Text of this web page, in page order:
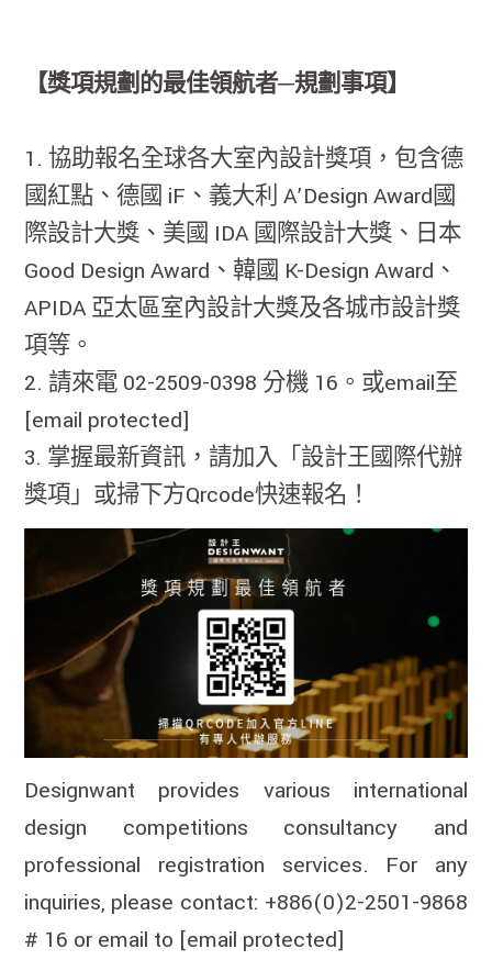
【獎項規劃的最佳領航者─規劃事項】
1. 協助報名全球各大室內設計獎項，包含德
國紅點、德國 iF、義大利 A’Design Award國
際設計大獎、美國 IDA 國際設計大獎、日本
Good Design Award、韓國 K-Design Award、
APIDA 亞太區室內設計大獎及各城市設計獎
項等。
2. 請來電 02-2509-0398 分機 16。或email至
[email protected]
3. 掌握最新資訊，請加入「設計王國際代辦
獎項」或掃下方Qrcode快速報名！
Designwant provides various international
design competitions consultancy and
professional registration services. For any
inquiries, please contact: +886(0)2-2501-9868
# 16 or email to [email protected]